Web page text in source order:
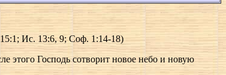
Ис. 13:6, 9; Соф. 1:14-18)
этого Господь сотворит новое небо и новую